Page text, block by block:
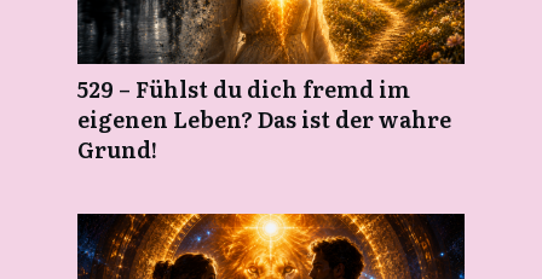
529 – Fühlst du dich fremd im
eigenen Leben? Das ist der wahre
Grund!